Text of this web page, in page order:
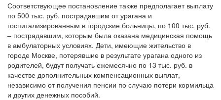
Соответствующее постановление также предполагает выплату
по 500 тыс. руб. пострадавшим от урагана и
госпитализированным в городские больницы, по 100 тыс. руб.
– пострадавшим, которым была оказана медицинская помощь
в амбулаторных условиях. Дети, имеющие жительство в
городе Москве, потерявшие в результате урагана одного из
родителей, будут получать ежемесячно по 13 тыс. руб. в
качестве дополнительных компенсационных выплат,
независимо от получения пенсии по случаю потери кормильца
и других денежных пособий.